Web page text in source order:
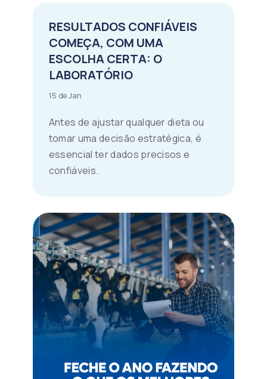
RESULTADOS CONFIÁVEIS
COMEÇA, COM UMA
ESCOLHA CERTA: O
LABORATÓRIO
15 de Jan
Antes de ajustar qualquer dieta ou
tomar uma decisão estratégica, é
essencial ter dados precisos e
confiáveis.